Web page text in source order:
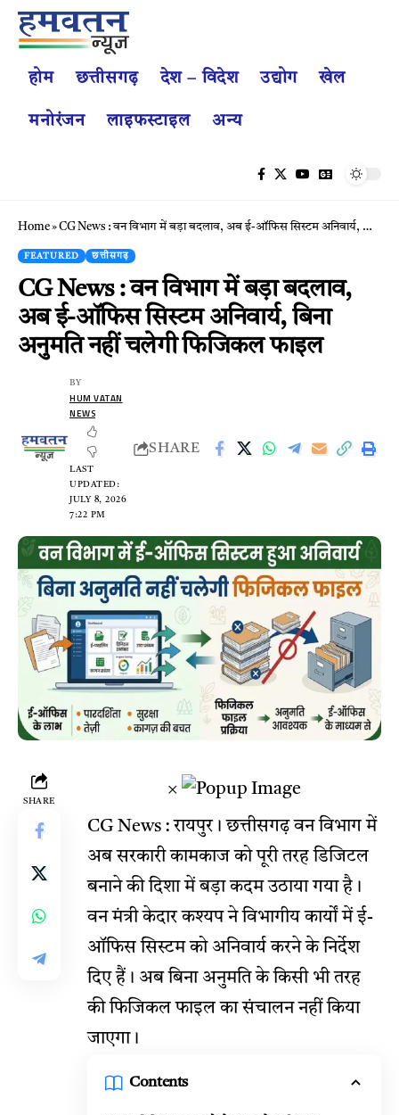
होम छत्तीसगढ़ देश – विदेश उद्योग खेल
मनोरंजन लाइफस्टाइल अन्य
Home»CG News : वन विभाग में बड़ा बदलाव, अब ई-ऑफिस सिस्टम अनिवार्य, बिना अनुमति नहीं चलेगी फिजिकल फाइल
FEATURED छत्तीसगढ़
CG News : वन विभाग में बड़ा बदलाव,
अब ई-ऑफिस सिस्टम अनिवार्य, बिना
अनुमति नहीं चलेगी फिजिकल फाइल
LAST
UPDATED:
JULY 8, 2026
7:22 PM
BY
HUM VATAN
NEWS
SHARE
SHARE
×
CG News : रायपुर। छत्तीसगढ़ वन विभाग में
अब सरकारी कामकाज को पूरी तरह डिजिटल
बनाने की दिशा में बड़ा कदम उठाया गया है।
वन मंत्री केदार कश्यपने विभागीय कार्यों में ई-
ऑफिस सिस्टम को अनिवार्य करने के निर्देश
दिए हैं। अब बिना अनुमति के किसी भी तरह
की फिजिकल फाइल का संचालन नहीं किया
जाएगा।
Contents